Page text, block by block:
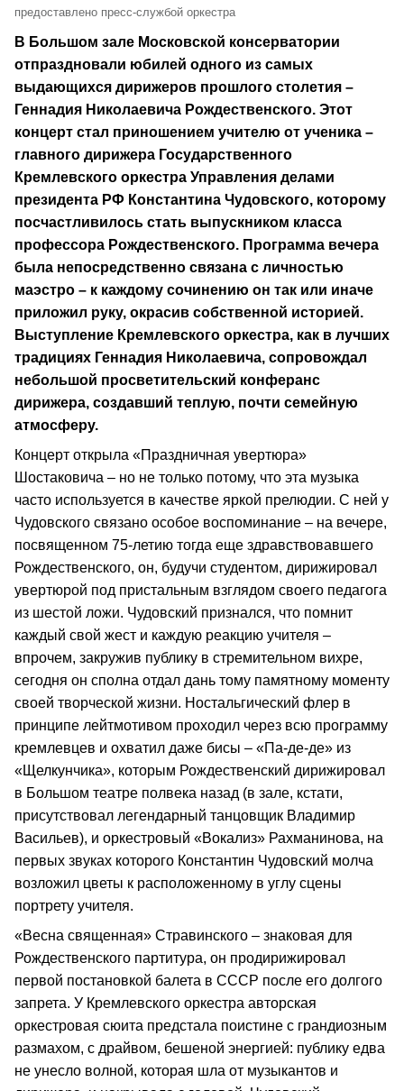
предоставлено пресс-службой оркестра
В Большом зале Московской консерватории
отпраздновали юбилей одного из самых
выдающихся дирижеров прошлого столетия –
Геннадия Николаевича Рождественского. Этот
концерт стал приношением учителю от ученика –
главного дирижера Государственного
Кремлевского оркестра Управления делами
президента РФ Константина Чудовского, которому
посчастливилось стать выпускником класса
профессора Рождественского. Программа вечера
была непосредственно связана с личностью
маэстро – к каждому сочинению он так или иначе
приложил руку, окрасив собственной историей.
Выступление Кремлевского оркестра, как в лучших
традициях Геннадия Николаевича, сопровождал
небольшой просветительский конферанс
дирижера, создавший теплую, почти семейную
атмосферу.
Концерт открыла «Праздничная увертюра»
Шостаковича – но не только потому, что эта музыка
часто используется в качестве яркой прелюдии. С ней у
Чудовского связано особое воспоминание – на вечере,
посвященном 75-летию тогда еще здравствовавшего
Рождественского, он, будучи студентом, дирижировал
увертюрой под пристальным взглядом своего педагога
из шестой ложи. Чудовский признался, что помнит
каждый свой жест и каждую реакцию учителя –
впрочем, закружив публику в стремительном вихре,
сегодня он сполна отдал дань тому памятному моменту
своей творческой жизни. Ностальгический флер в
принципе лейтмотивом проходил через всю программу
кремлевцев и охватил даже бисы – «Па-де-де» из
«Щелкунчика», которым Рождественский дирижировал
в Большом театре полвека назад (в зале, кстати,
присутствовал легендарный танцовщик Владимир
Васильев), и оркестровый «Вокализ» Рахманинова, на
первых звуках которого Константин Чудовский молча
возложил цветы к расположенному в углу сцены
портрету учителя.
«Весна священная» Стравинского – знаковая для
Рождественского партитура, он продирижировал
первой постановкой балета в СССР после его долгого
запрета. У Кремлевского оркестра авторская
оркестровая сюита предстала поистине с грандиозным
размахом, с драйвом, бешеной энергией: публику едва
не унесло волной, которая шла от музыкантов и